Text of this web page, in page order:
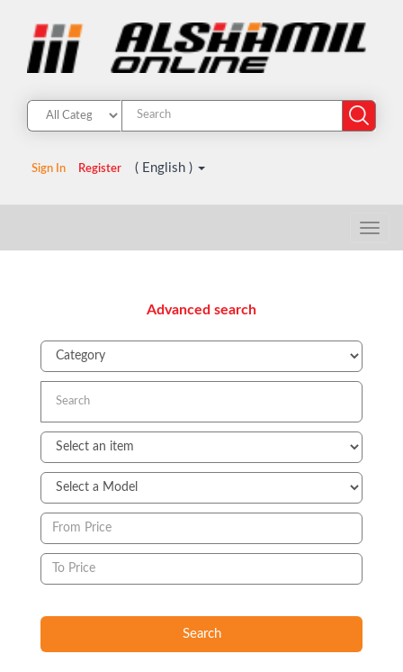
Sign In Register ( English )
Advanced search
Search